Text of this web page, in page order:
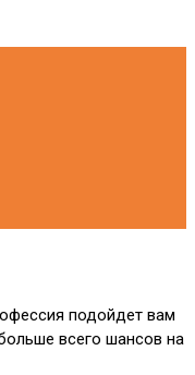
подойдет вам
всего шансов на